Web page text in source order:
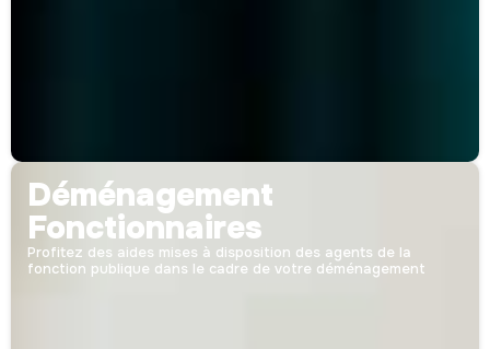
Déménagement
Fonctionnaires
Profitez des aides mises à disposition des agents de la
fonction publique dans le cadre de votre déménagement